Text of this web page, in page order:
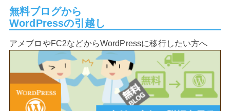
無料ブログから
WordPressの引越し
アメブロやFC2などからWordPressに移行したい方へ